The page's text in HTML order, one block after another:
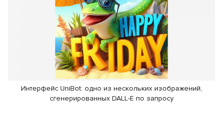
Интерфейс UniBot: одно из нескольких изображений,
сгенерированных DALL-E по запросу